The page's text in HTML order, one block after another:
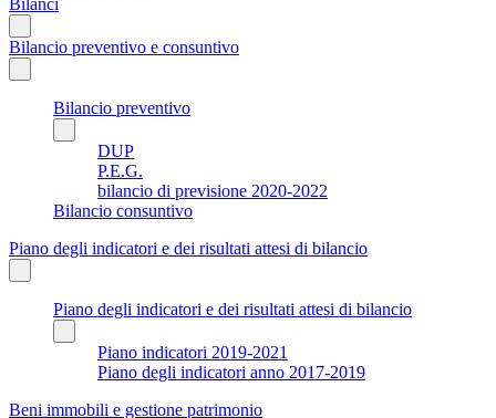
Bilancio preventivo e consuntivo
Bilancio preventivo
DUP
P.E.G.
bilancio di previsione 2020-2022
Bilancio consuntivo
Piano degli indicatori e dei risultati attesi di bilancio
Piano degli indicatori e dei risultati attesi di bilancio
Piano indicatori 2019-2021
Piano degli indicatori anno 2017-2019
Beni immobili e gestione patrimonio